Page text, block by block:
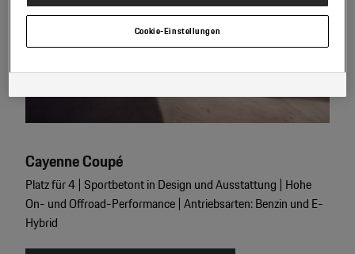
CayenneCoupé
Platz für 4 | Sportbetont in Design und Ausstattung | Hohe
On- und Offroad-Performance | Antriebsarten: Benzin und E-
Hybrid
Cookie-Richtlinie oder in den Cookie-Einstellungen. Sie finden die Cookie-
Einstellungen am Ende der Webseite.
Hinweis zu Cookies für Marketingzwecke:Sofern Sie über einen von uns
Daten, sofern Sie dem explizit zugestimmt („Cookies mit
eines Porsche Betriebs, Porsche Inter Auto GmbH & Co KG, eingesehen
Cookie-Einstellungen